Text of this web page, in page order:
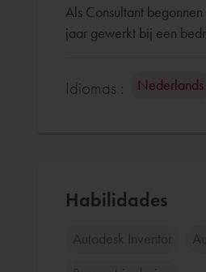
Als Consultant
jaar gewerkt bij een
Idiomas : Nederlands
Habilidades
Autodesk Inventor